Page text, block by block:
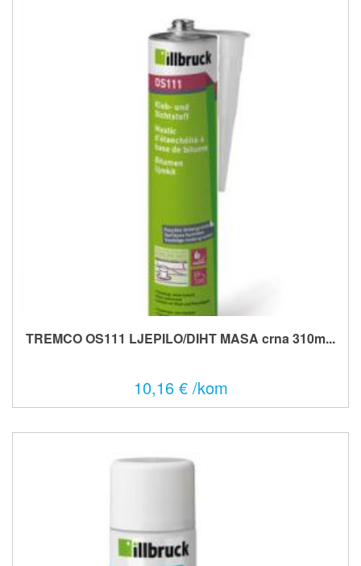
TREMCO OS111 LJEPILO/DIHT MASA crna 310m...
10,16 € /kom